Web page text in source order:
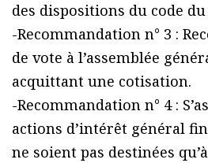
des dispositions du code
-Recommandation n° 3 :
de vote à l’assemblée
acquittant une cotisation.
-Recommandation n° 4 :
actions d’intérêt général
ne soient pas destinées